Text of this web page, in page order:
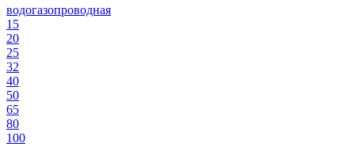
водогазопроводная
15
20
25
32
40
50
65
80
100